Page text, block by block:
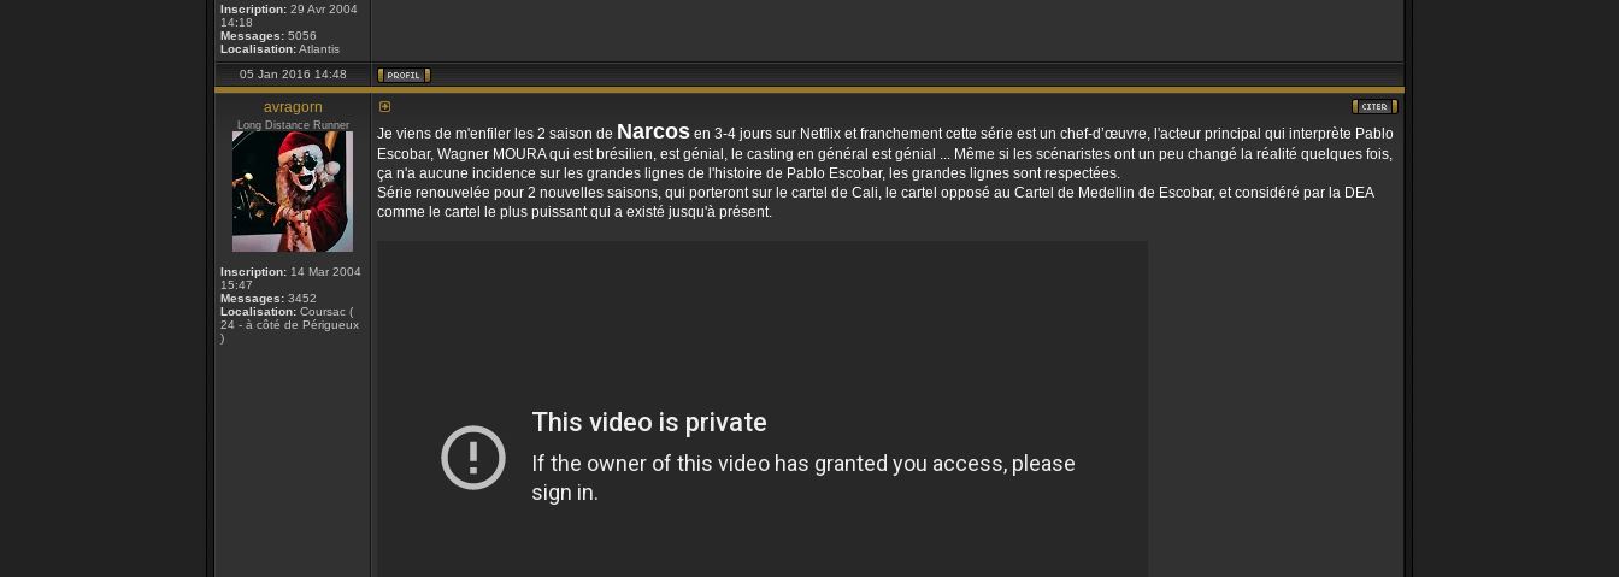
Inscription: 29 Avr 2004
14:18
Messages: 5056
Localisation:Atlantis
05 Jan 2016 14:48
avragorn
Long Distance Runner
Inscription: 14 Mar 2004
15:47
Messages: 3452
Localisation: Coursac (
24 - à côté de Périgueux
)
Je viens de m'enfiler les 2 saison de Narcos en 3-4 jours sur Netflix et franchement cette série est un chef-d’œuvre, l'acteur principal qui interprète Pablo
Escobar, Wagner MOURA qui est brésilien, est génial, le casting en général est génial ... Même si les scénaristes ont un peu changé la réalité quelques fois,
ça n'a aucune incidence sur les grandes lignes de l'histoire de Pablo Escobar, les grandes lignes sont respectées.
Série renouvelée pour 2 nouvelles saisons, qui porteront sur le cartel de Cali, le cartel opposé au Cartel de Medellin de Escobar, et considéré par la DEA
comme le cartel le plus puissant qui a existé jusqu'à présent.